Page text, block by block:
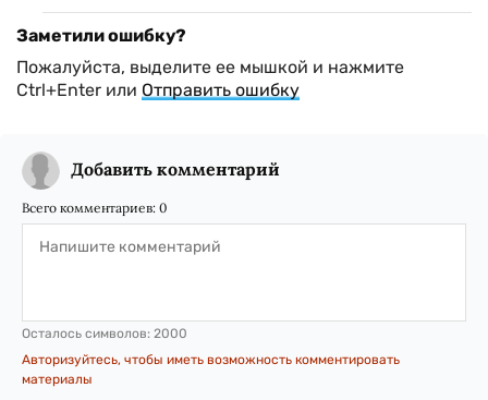
Заметили ошибку?
Пожалуйста, выделите ее мышкой и нажмите
Ctrl+Enter или Отправить ошибку
Добавить комментарий
Всего комментариев: 0
Осталось символов: 2000
Авторизуйтесь, чтобы иметь возможность комментировать
материалы